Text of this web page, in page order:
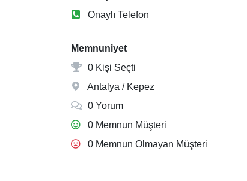
Onaylı Telefon
Memnuniyet
0 Kişi Seçti
Antalya / Kepez
0 Yorum
0 Memnun Müşteri
0 Memnun Olmayan Müşteri